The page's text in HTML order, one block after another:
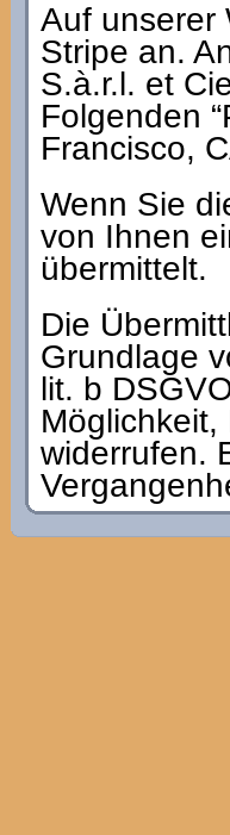
Auf unserer
Stripe an.
S.à.r.l. et
Folgenden
Francisco,
Wenn Sie
von Ihnen
übermittelt.
Die
Grundlage
lit. b
widerrufen.